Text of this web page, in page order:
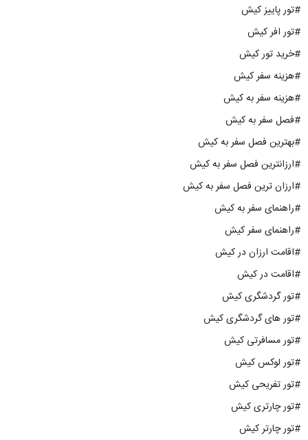
#تور پاییز کیش
#تور افر کیش
#خرید تور کیش
#هزینه سفر کیش
#هزینه سفر به کیش
#فصل سفر به کیش
#بهترین فصل سفر به کیش
#ارزانترین فصل سفر به کیش
#ارزان ترین فصل سفر به کیش
#راهنمای سفر به کیش
#راهنمای سفر کیش
#اقامت ارزان در کیش
#اقامت در کیش
#تور گردشگری کیش
#تور های گردشگری کیش
#تور مسافرتی کیش
#تور لوکس کیش
#تور تفریحی کیش
#تور چارتری کیش
#تور چارتر کیش